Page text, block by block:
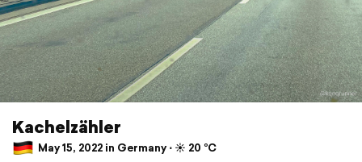
Kachelzähler
May 15, 2022 in Germany ⋅ ☀️ 20 °C